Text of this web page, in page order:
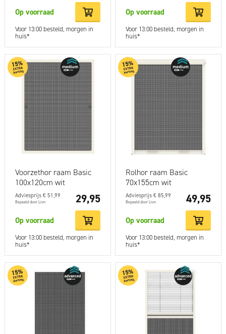
Op voorraad
Voor 13:00 besteld, morgen in
huis*
Op voorraad
Voor 13:00 besteld, morgen in
huis*
Voorzethor raam Basic
100x120cm wit
Adviesprijs € 51,99
Bepaald door Livn 29,95
Op voorraad
Voor 13:00 besteld, morgen in
huis*
Rolhor raam Basic
70x155cm wit
Adviesprijs € 85,99
Bepaald door Livn 49,95
Op voorraad
Voor 13:00 besteld, morgen in
huis*